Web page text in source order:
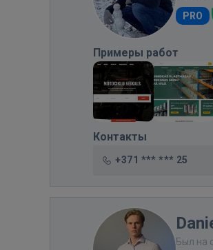
PRO
Примеры работ
Контакты
+371 *** *** 25
Был на